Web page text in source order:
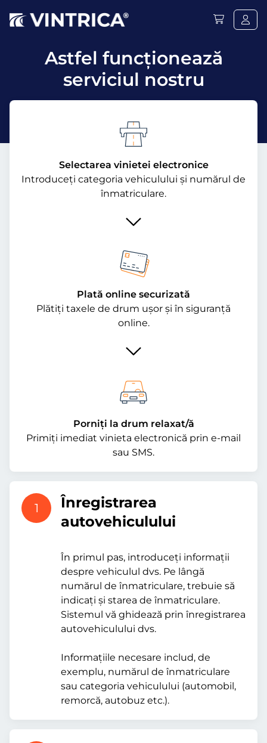
Astfel funcţionează
serviciul nostru
Selectarea vinietei electronice
Introduceți categoria vehiculului și numărul de
înmatriculare.
Plată online securizată
Plătiți taxele de drum ușor și în siguranță
online.
Porniți la drum relaxat/ă
Primiți imediat vinieta electronică prin e-mail
sau SMS.
1
Înregistrarea
autovehiculului
În primul pas, introduceți informații
despre vehiculul dvs. Pe lângă
numărul de înmatriculare, trebuie să
indicați și starea de înmatriculare.
Sistemul vă ghidează prin înregistrarea
autovehiculului dvs.
Informațiile necesare includ, de
exemplu, numărul de înmatriculare
sau categoria vehiculului (automobil,
remorcă, autobuz etc.).